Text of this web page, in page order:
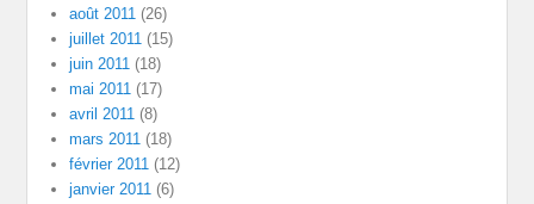
août 2011 (26)
juillet 2011 (15)
juin 2011 (18)
mai 2011 (17)
avril 2011 (8)
mars 2011 (18)
février 2011 (12)
janvier 2011 (6)